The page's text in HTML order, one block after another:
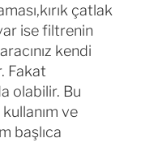
çatlak
ise filtrenin
kendi
Fakat
olabilir. Bu
ve
başlıca